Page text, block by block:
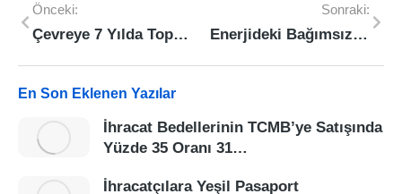
Önceki:
Çevreye 7 Yılda Toplam 4,41 Milyar Liralık Yatırım
Sonraki:
Enerjideki Bağımsızlık Hikâyesini Türkiye Yüzyılı’nda Yazmış Olacağız
En Son Eklenen Yazılar
İhracat Bedellerinin TCMB’ye Satışında
Yüzde 35 Oranı 31…
İhracatçılara Yeşil Pasaport